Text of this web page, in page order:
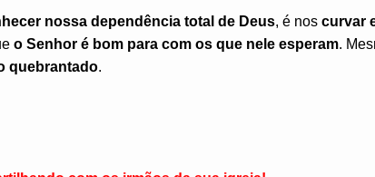
nossa dependência total de Deus, é nos curvar
o Senhor é bom para com os que nele esperam.
quebrantado.